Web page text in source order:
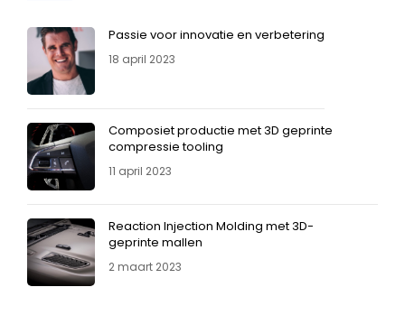
Passie voor innovatie en verbetering
18 april 2023
Composiet productie met 3D geprinte
compressie tooling
11 april 2023
Reaction Injection Molding met 3D-
geprinte mallen
2 maart 2023